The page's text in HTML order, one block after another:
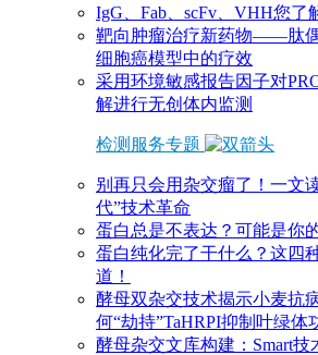
IgG、Fab、scFv、VHH您了
靶向肿瘤治疗新药物——肽
细胞癌模型中的疗效
采用环境敏感报告因子对
解进行无创体内监测
检测服务专题
别再只会用杂交瘤了！一文
代”技术革命
蛋白总是不表达？可能是你
蛋白纯化完了干什么？这四
道！
酵母双杂交技术揭示小麦抗
何“劫持”TaHRPI抑制叶绿体
酵母杂交文库构建：Smart技